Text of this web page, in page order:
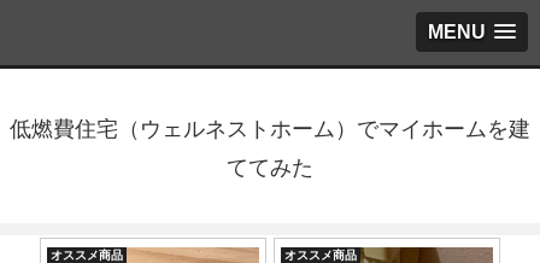
MENU
低燃費住宅（ウェルネストホーム）でマイホームを建
ててみた
オススメ商品 オススメ商品